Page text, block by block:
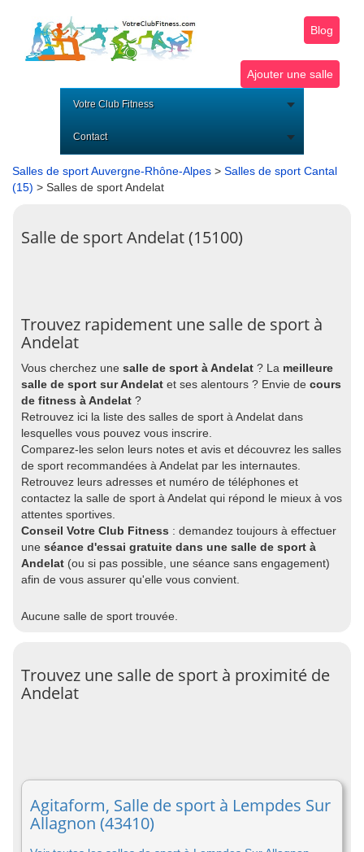
Blog
Ajouter une salle
Votre Club Fitness
Contact
Salles de sport Auvergne-Rhône-Alpes > Salles de sport Cantal
(15) > Salles de sport Andelat
Salle de sport Andelat (15100)
Trouvez rapidement une salle de sport à
Andelat
Vous cherchez une salle de sport à Andelat ? La meilleure
salle de sport sur Andelat et ses alentours ? Envie de cours
de fitness à Andelat ?
Retrouvez ici la liste des salles de sport à Andelat dans
lesquelles vous pouvez vous inscrire.
Comparez-les selon leurs notes et avis et découvrez les salles
de sport recommandées à Andelat par les internautes.
Retrouvez leurs adresses et numéro de téléphones et
contactez la salle de sport à Andelat qui répond le mieux à vos
attentes sportives.
Conseil Votre Club Fitness : demandez toujours à effectuer
une séance d'essai gratuite dans une salle de sport à
Andelat (ou si pas possible, une séance sans engagement)
afin de vous assurer qu'elle vous convient.
Aucune salle de sport trouvée.
Trouvez une salle de sport à proximité de
Andelat
Agitaform, Salle de sport à Lempdes Sur
Allagnon (43410)